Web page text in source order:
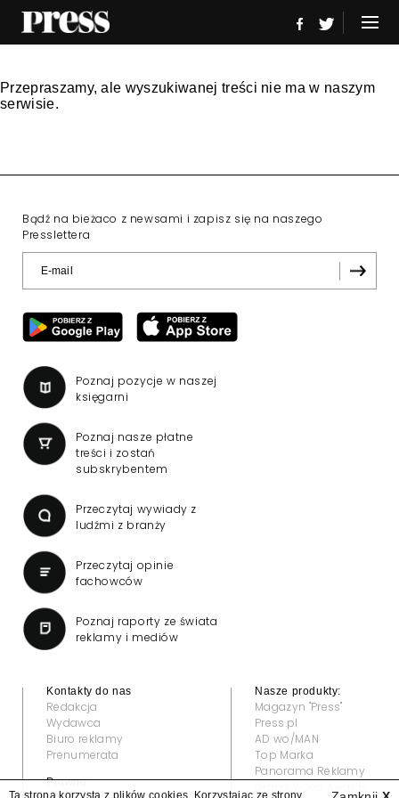
Przepraszamy, ale wyszukiwanej treści nie ma w naszym
serwisie.
Bądź na bieżaco z newsami i zapisz się na naszego
Presslettera
Poznaj pozycje w naszej
księgarni
Poznaj nasze płatne
treści i zostań
subskrybentem
Przeczytaj wywiady z
ludźmi z branży
Przeczytaj opinie
fachowców
Poznaj raporty ze świata
reklamy i mediów
Kontakty do nas
Redakcja
Wydawca
Biuro reklamy
Prenumerata
Prawne:
Nasze produkty:
Magazyn "Press"
Press.pl
AD wo/MAN
Top Marka
Panorama Reklamy
Ta strona korzysta z plików cookies. Korzystając ze strony